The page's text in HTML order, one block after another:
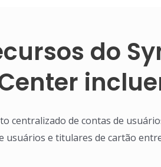
do
centralizado de contas de
e titulares de cartão